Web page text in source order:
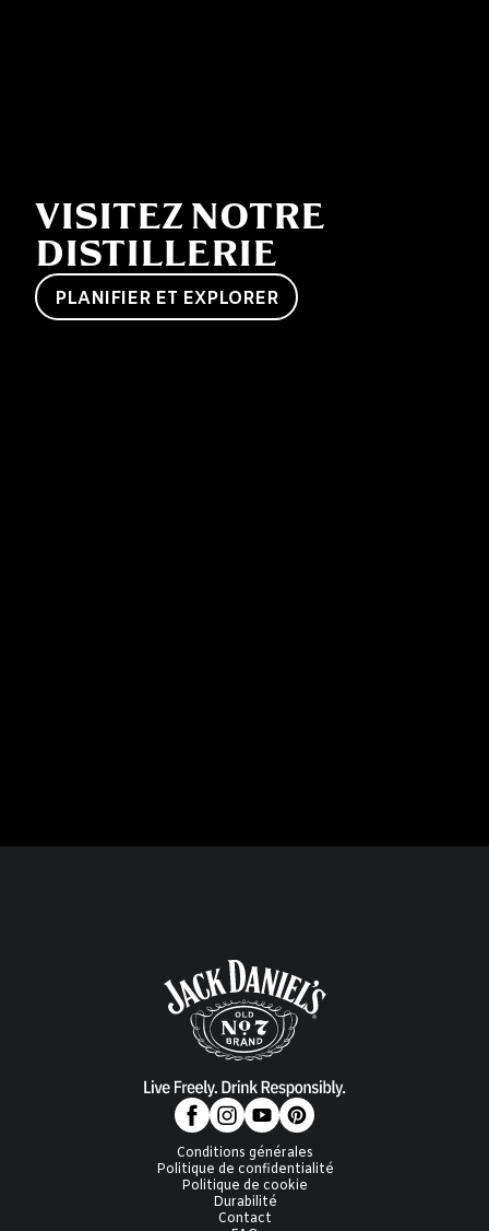
VISITEZ NOTRE
DISTILLERIE
PLANIFIER ET EXPLORER
Conditions générales
Politique de confidentialité
Politique de cookie
Durabilité
Contact